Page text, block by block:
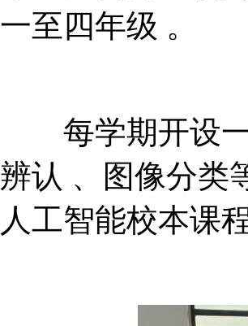
一至四年级 。
每学期开设一
辨认 、图像分类
人工智能校本课程